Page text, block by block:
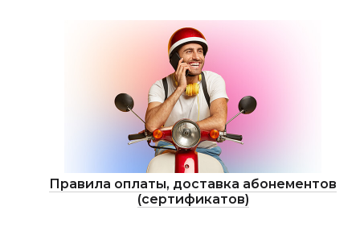
Правила оплаты, доставка абонементов
(сертификатов)